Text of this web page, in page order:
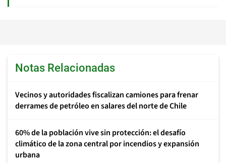
Notas Relacionadas
Vecinos y autoridades fiscalizan camiones para frenar
derrames de petróleo en salares del norte de Chile
60% de la población vive sin protección: el desafío
climático de la zona central por incendios y expansión
urbana